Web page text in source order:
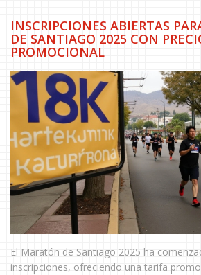
INSCRIPCIONES ABIERTAS
DE SANTIAGO 2025 CON
PROMOCIONAL
El Maratón de Santiago 2025 ha
inscripciones, ofreciendo una tarifa